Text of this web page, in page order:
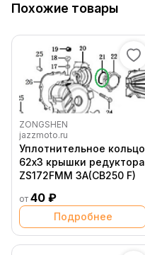
Похожие товары
ZONGSHEN
jazzmoto.ru
Уплотнительное кольцо
62х3 крышки редуктора
ZS172FMM 3A(CB250 F)
от 40 ₽
Подробнее